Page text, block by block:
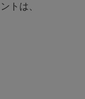
トは、